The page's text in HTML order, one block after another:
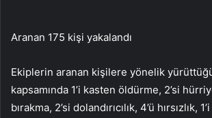
Aranan 175 kişi yakalandı
Ekiplerin aranan kişilere yönelik
kapsamında 1’i kasten öldürme, 2’si
bırakma, 2’si dolandırıcılık, 4’ü hırsızlık,